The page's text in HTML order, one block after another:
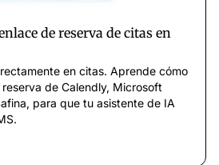
de reserva de citas en
en citas. Aprende cómo
de Calendly, Microsoft
para que tu asistente de IA